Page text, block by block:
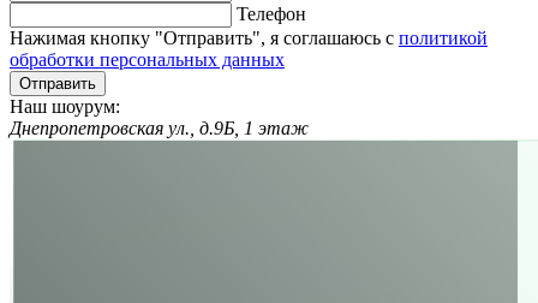
Телефон
Нажимая кнопку "Отправить", я соглашаюсь с политикой
обработки персональных данных
Отправить
Наш шоурум:
Днепропетровская ул., д.9Б, 1 этаж